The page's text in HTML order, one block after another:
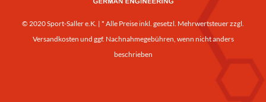
© 2020 Sport-Saller e.K. | * Alle Preise inkl. gesetzl. Mehrwertsteuer zzgl.
Versandkosten und ggf. Nachnahmegebühren, wenn nicht anders
beschrieben